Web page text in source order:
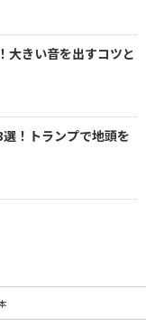
大きい音を出すコツと
！トランプで地頭を